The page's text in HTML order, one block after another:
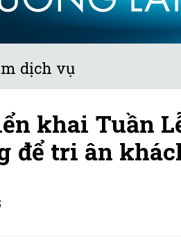
dịch vụ
khai Tuần
để tri ân